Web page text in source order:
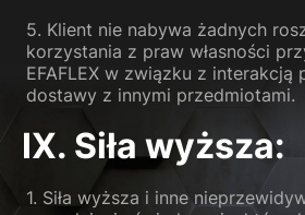
5. Klient nie nabywa żadnych
korzystania z praw własności
EFAFLEX w związku z interakcją
dostawy z innymi przedmiotami.
IX. Siła wyższa:
1. Siła wyższa i inne